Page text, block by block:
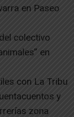
en Paseo
colectivo
en
con La Tribu
y
zona